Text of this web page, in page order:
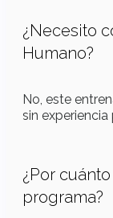
¿Necesito
Humano?
No, este
sin experiencia
¿Por
programa?